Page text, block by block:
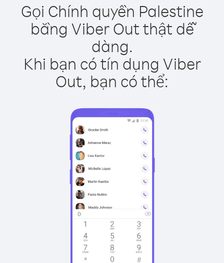
Gọi Chính quyền Palestine
bằng Viber Out thật dễ
dàng.
Khi bạn có tín dụng Viber
Out, bạn có thể: